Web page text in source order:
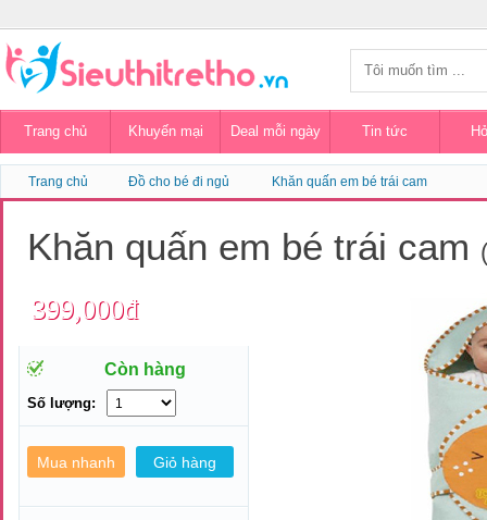
Trang chủ Khuyến mại Deal mỗi ngày Tin tức
Trang chủ Đồ cho bé đi ngủ Khăn quấn em bé trái cam
Khăn quấn em bé trái cam
399,000đ
Còn hàng
Số lượng: